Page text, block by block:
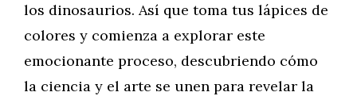
los dinosaurios. Así que toma tus lápices de
colores y comienza a explorar este
emocionante proceso, descubriendo cómo
la ciencia y el arte se unen para revelar la